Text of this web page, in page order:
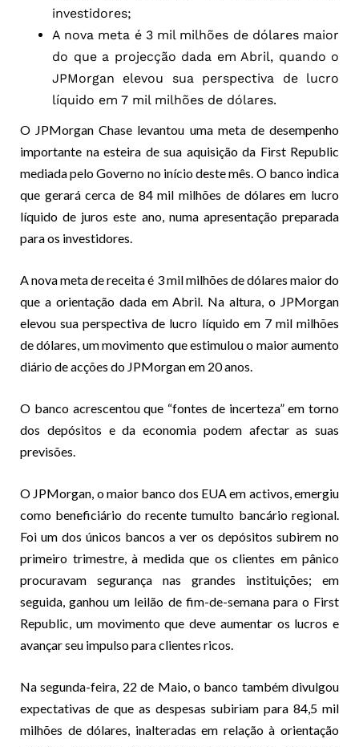
investidores;
A nova meta é 3 mil milhões de dólares maior
do que a projecção dada em Abril, quando o
JPMorgan elevou sua perspectiva de lucro
líquido em 7 mil milhões de dólares.
O JPMorgan Chase levantou uma meta de desempenho
importante na esteira de sua aquisição da First Republic
mediada pelo Governo no início deste mês. O banco indica
que gerará cerca de 84 mil milhões de dólares em lucro
líquido de juros este ano, numa apresentação preparada
para os investidores.
A nova meta de receita é 3 mil milhões de dólares maior do
que a orientação dada em Abril. Na altura, o JPMorgan
elevou sua perspectiva de lucro líquido em 7 mil milhões
de dólares, um movimento que estimulou o maior aumento
diário de acções do JPMorgan em 20 anos.
O banco acrescentou que “fontes de incerteza” em torno
dos depósitos e da economia podem afectar as suas
previsões.
O JPMorgan, o maior banco dos EUA em activos, emergiu
como beneficiário do recente tumulto bancário regional.
Foi um dos únicos bancos a ver os depósitos subirem no
primeiro trimestre, à medida que os clientes em pânico
procuravam segurança nas grandes instituições; em
seguida, ganhou um leilão de fim-de-semana para o First
Republic, um movimento que deve aumentar os lucros e
avançar seu impulso para clientes ricos.
Na segunda-feira, 22 de Maio, o banco também divulgou
expectativas de que as despesas subiriam para 84,5 mil
milhões de dólares, inalteradas em relação à orientação